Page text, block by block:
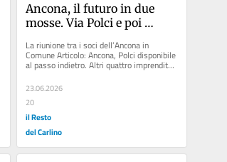
Ancona, il futuro in due
mosse. Via Polci e poi
La riunione tra i soci dell’Ancona in
Comune Articolo: Ancona, Polci disponibile
al passo indietro. Altri quattro imprenditori
locali pronti a...
23.06.2026
20
il Resto
del Carlino